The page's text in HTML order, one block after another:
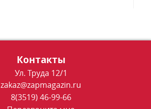
Контакты
Ул. Труда 12/1
zakaz@zapmagazin.ru
8(3519) 46-99-66